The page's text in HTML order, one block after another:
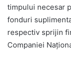
timpului necesar
fonduri
respectiv sprijin
Companiei